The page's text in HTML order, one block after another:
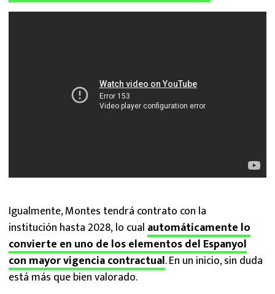
Igualmente, Montes tendrá contrato con la
institución hasta 2028, lo cual automáticamente lo
convierte en uno de los elementos del Espanyol
con mayor vigencia contractual. En un inicio, sin duda
está más que bien valorado.